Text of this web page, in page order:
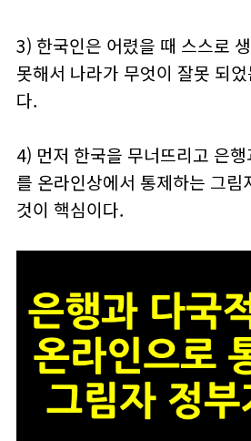
3) 한국인은 어렸을 때 스스로
못해서 나라가 무엇이 잘못 되
다.
4) 먼저 한국을 무너뜨리고 은
를 온라인상에서 통제하는 그림
것이 핵심이다.